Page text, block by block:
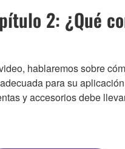
2: ¿Qué
hablaremos sobre
para su
y accesorios debe